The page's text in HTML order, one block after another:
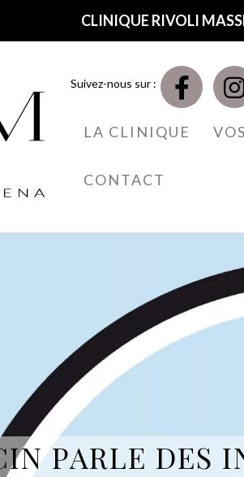
CLINIQUE RIVOLI
Suivez-nous sur :
LA CLINIQUE
CONTACT
PARLE DES